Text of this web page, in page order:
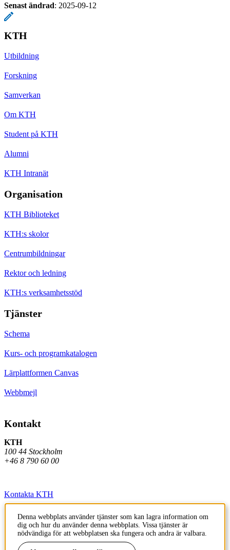
Senast ändrad: 2025-09-12
KTH
Utbildning
Forskning
Samverkan
Om KTH
Student på KTH
Alumni
KTH Intranät
Organisation
KTH Biblioteket
KTH:s skolor
Centrumbildningar
Rektor och ledning
KTH:s verksamhetsstöd
Tjänster
Schema
Kurs- och programkatalogen
Lärplattformen Canvas
Webbmejl
Kontakt
KTH
100 44 Stockholm
+46 8 790 60 00
Kontakta KTH
Jobba på KTH
Press och media
Denna webbplats använder tjänster som kan lagra information om
dig och hur du använder denna webbplats. Vissa tjänster är
nödvändiga för att webbplatsen ska fungera och andra är valbara.